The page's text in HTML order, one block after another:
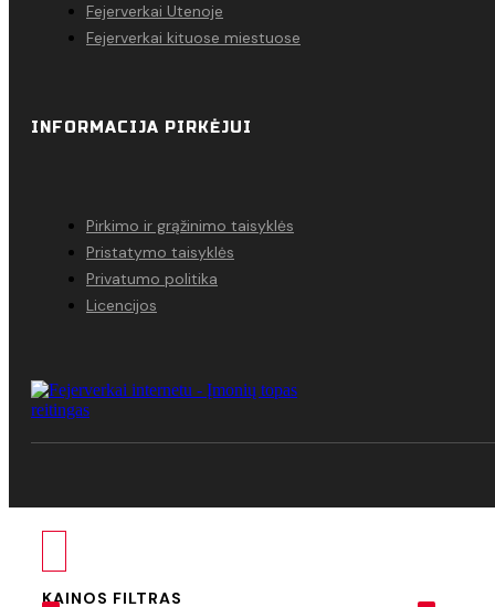
Fejerverkai Utenoje
Fejerverkai kituose miestuose
INFORMACIJA PIRKĖJUI
Pirkimo ir grąžinimo taisyklės
Pristatymo taisyklės
Privatumo politika
Licencijos
KAINOS FILTRAS